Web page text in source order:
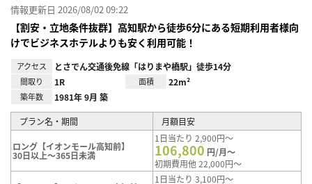
情報更新日 2026/08/02 09:22
【割安・立地条件抜群】高知駅から徒歩6分にある短期利用者様向
けでビジネスホテルよりも安く利用可能！
アクセス とさでん交通後免線「はりまや橋駅」徒歩14分
間取り 1R 面積 22m²
築年数 1981年 9月 築
プラン名・期間 月額目安
ロング【イオンモール高知前】
30日以上～365日未満
1日当たり 2,900円～
106,800 円/月～
初期費用他 22,000円～
1日当たり 3,100円～